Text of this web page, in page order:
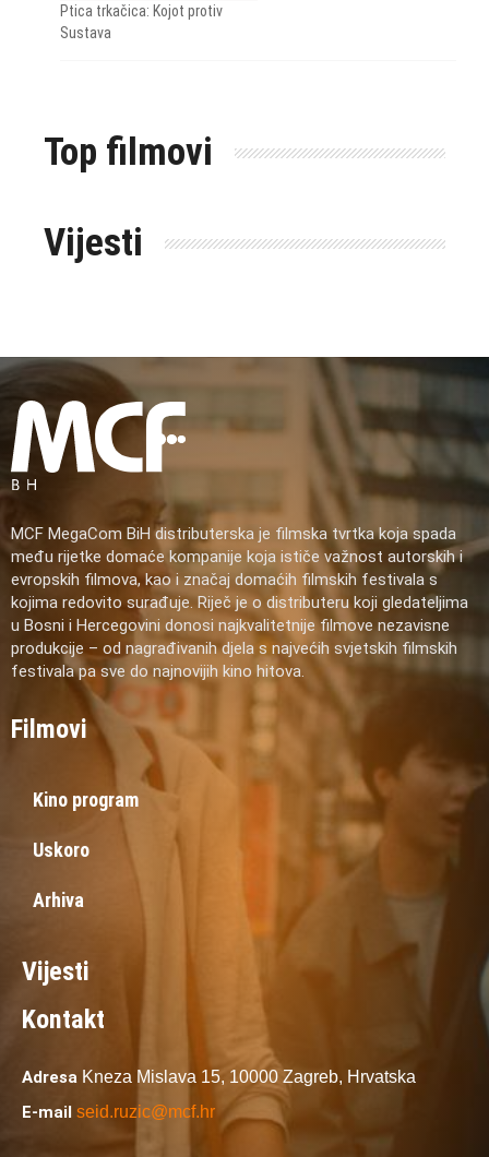
Ptica trkačica: Kojot protiv
Sustava
Top filmovi
Vijesti
MCF MegaCom BiH distributerska je filmska tvrtka koja spada
među rijetke domaće kompanije koja ističe važnost autorskih i
evropskih filmova, kao i značaj domaćih filmskih festivala s
kojima redovito surađuje. Riječ je o distributeru koji gledateljima
u Bosni i Hercegovini donosi najkvalitetnije filmove nezavisne
produkcije – od nagrađivanih djela s najvećih svjetskih filmskih
festivala pa sve do najnovijih kino hitova.
Filmovi
Kino program
Uskoro
Arhiva
Vijesti
Kontakt
Adresa Kneza Mislava 15, 10000 Zagreb, Hrvatska
E-mail seid.ruzic@mcf.hr